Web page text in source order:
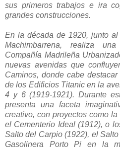
sus primeros trabajos e ira
grandes construcciones.
En la década de 1920, junto
Machimbarrena, realiza
Compañía Madrileña
nuevas avenidas que
Caminos, donde cabe
de los Edificios Titanic en la
4 y 6 (1919-1921). Durante
presenta una faceta
creativo, con proyectos como
el Cementerio Ideal (1912), o
Salto del Carpio (1922), el
Gasolinera Porto Pi en la